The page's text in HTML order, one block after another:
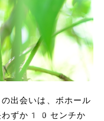
出会いは、ボホール
わずか10センチか